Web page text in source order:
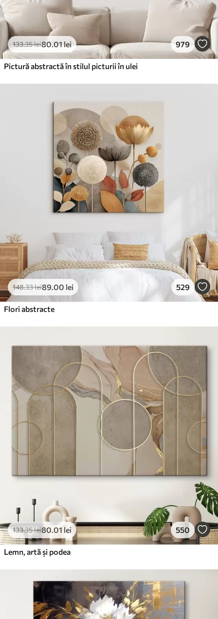
133.35lei80.01lei 979
Pictură abstractă în stilul picturii în ulei
148.33lei89.00 lei 529
Flori abstracte
133.35lei80.01 lei 550
Lemn, artă și podea